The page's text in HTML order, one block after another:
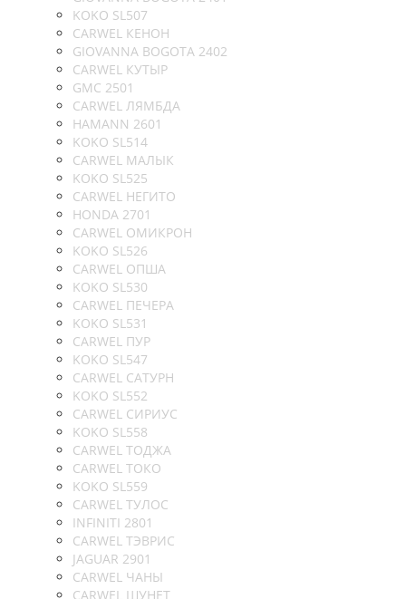
KOKO SL507
CARWEL КЕНОН
GIOVANNA BOGOTA 2402
CARWEL КУТЫР
GMC 2501
CARWEL ЛЯМБДА
HAMANN 2601
KOKO SL514
CARWEL МАЛЫК
KOKO SL525
CARWEL НЕГИТО
HONDA 2701
CARWEL ОМИКРОН
KOKO SL526
CARWEL ОПША
KOKO SL530
CARWEL ПЕЧЕРА
KOKO SL531
CARWEL ПУР
KOKO SL547
CARWEL САТУРН
KOKO SL552
CARWEL СИРИУС
KOKO SL558
CARWEL ТОДЖА
CARWEL ТОКО
KOKO SL559
CARWEL ТУЛОС
INFINITI 2801
CARWEL ТЭВРИС
JAGUAR 2901
CARWEL ЧАНЫ
CARWEL ШУНЕТ